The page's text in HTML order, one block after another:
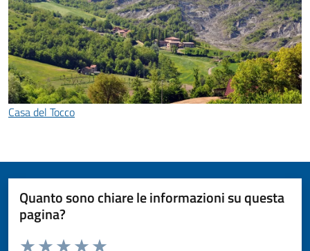
Casa del Tocco
Quanto sono chiare le informazioni su questa
pagina?
Valuta da 1 a 5 stelle la pagina